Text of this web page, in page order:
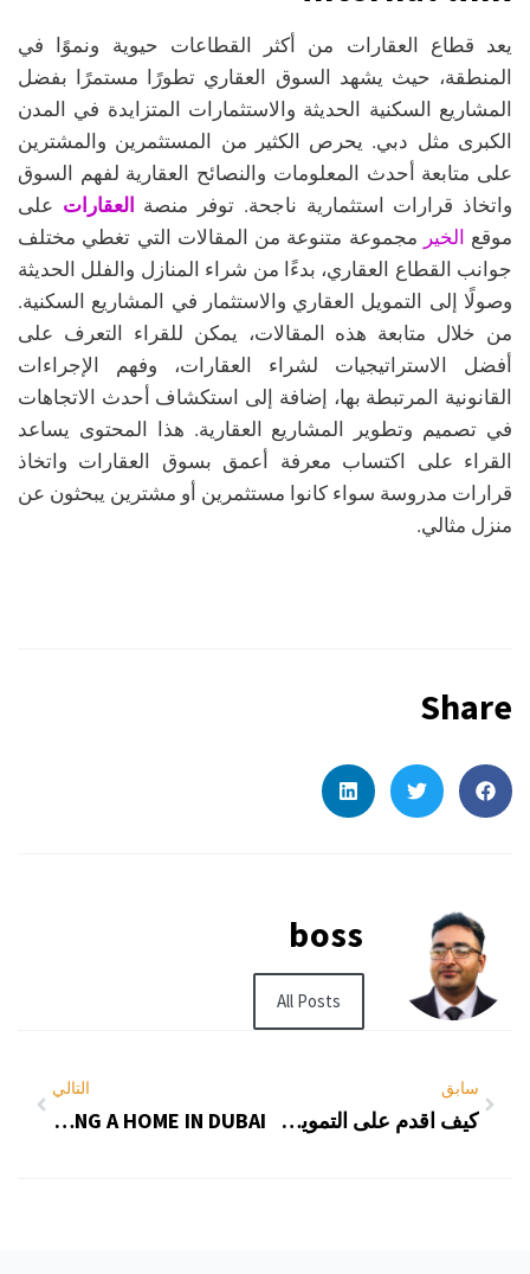
يعد قطاع العقارات من أكثر القطاعات حيوية ونموًا في
المنطقة، حيث يشهد السوق العقاري تطورًا مستمرًا بفضل
المشاريع السكنية الحديثة والاستثمارات المتزايدة في المدن
الكبرى مثل دبي. يحرص الكثير من المستثمرين والمشترين
على متابعة أحدث المعلومات والنصائح العقارية لفهم السوق
واتخاذ قرارات استثمارية ناجحة. توفر منصة العقارات على
موقع الخير مجموعة متنوعة من المقالات التي تغطي مختلف
جوانب القطاع العقاري، بدءًا من شراء المنازل والفلل الحديثة
وصولًا إلى التمويل العقاري والاستثمار في المشاريع السكنية.
من خلال متابعة هذه المقالات، يمكن للقراء التعرف على
أفضل الاستراتيجيات لشراء العقارات، وفهم الإجراءات
القانونية المرتبطة بها، إضافة إلى استكشاف أحدث الاتجاهات
في تصميم وتطوير المشاريع العقارية. هذا المحتوى يساعد
القراء على اكتساب معرفة أعمق بسوق العقارات واتخاذ
قرارات مدروسة سواء كانوا مستثمرين أو مشترين يبحثون عن
منزل مثالي.
Share
boss
All Posts
سابق
كيف اقدم على التمويل العقاري
التالي
STEP-BY-STEP GUIDE TO BUYING A HOME IN DUBAI